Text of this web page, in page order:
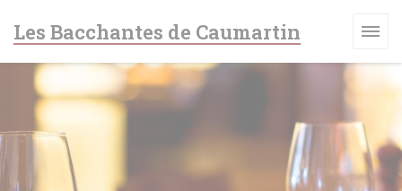
Les Bacchantes de Caumartin